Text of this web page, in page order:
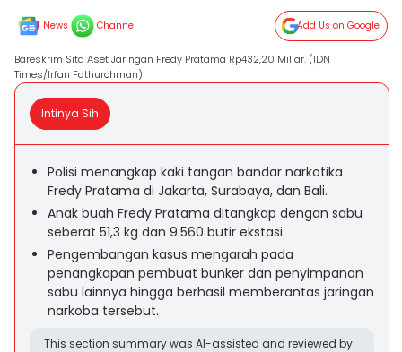
News Channel Add Us on Google
Bareskrim Sita Aset Jaringan Fredy Pratama Rp432,20 Miliar. (IDN
Times/Irfan Fathurohman)
Intinya Sih
Polisi menangkap kaki tangan bandar narkotika
Fredy Pratama di Jakarta, Surabaya, dan Bali.
Anak buah Fredy Pratama ditangkap dengan sabu
seberat 51,3 kg dan 9.560 butir ekstasi.
Pengembangan kasus mengarah pada
penangkapan pembuat bunker dan penyimpanan
sabu lainnya hingga berhasil memberantas jaringan
narkoba tersebut.
This section summary was AI-assisted and reviewed by